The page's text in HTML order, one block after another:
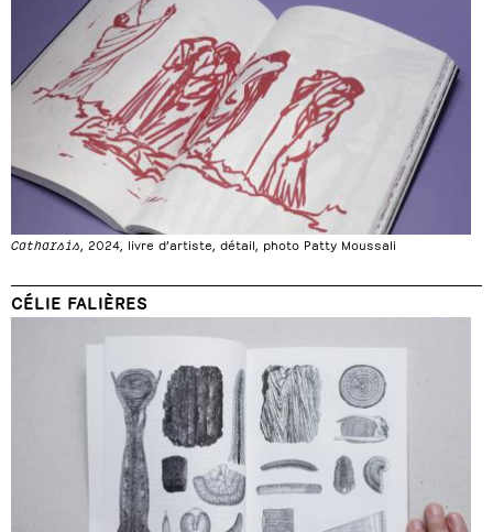
Catharsis, 2024, livre d’artiste, détail, photo Patty Moussali
CÉLIE FALIÈRES